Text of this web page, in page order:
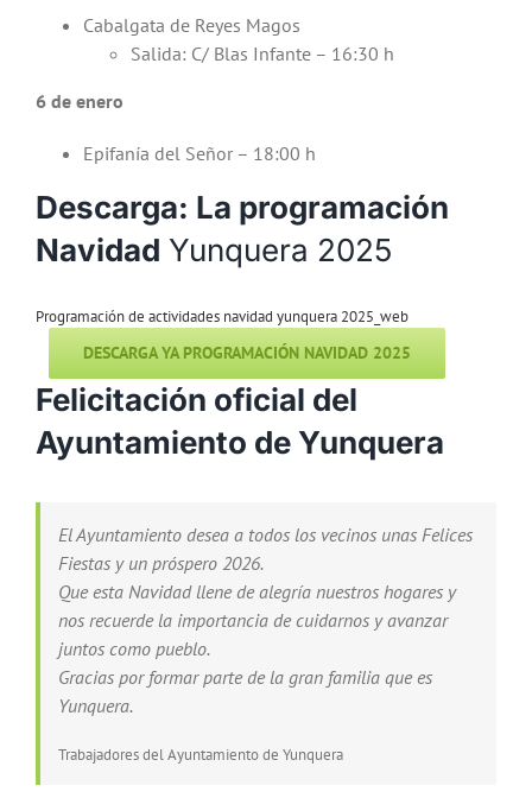
Cabalgata de Reyes Magos
Salida: C/ Blas Infante – 16:30 h
6 de enero
Epifanía del Señor – 18:00 h
Descarga: La programación
Navidad Yunquera 2025
Programación de actividades navidad yunquera 2025_web
DESCARGA YA PROGRAMACIÓN NAVIDAD 2025
Felicitación oficial del
Ayuntamiento de Yunquera
El Ayuntamiento desea a todos los vecinos unas Felices
Fiestas y un próspero 2026.
Que esta Navidad llene de alegría nuestros hogares y
nos recuerde la importancia de cuidarnos y avanzar
juntos como pueblo.
Gracias por formar parte de la gran familia que es
Yunquera.
Trabajadores del Ayuntamiento de Yunquera